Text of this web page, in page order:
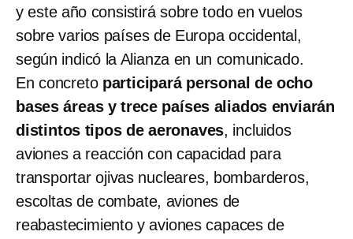
y este año consistirá sobre todo en vuelos
sobre varios países de Europa occidental,
según indicó la Alianza en un comunicado.
En concreto participará personal de ocho
bases áreas y trece países aliados enviarán
distintos tipos de aeronaves, incluidos
aviones a reacción con capacidad para
transportar ojivas nucleares, bombarderos,
escoltas de combate, aviones de
reabastecimiento y aviones capaces de